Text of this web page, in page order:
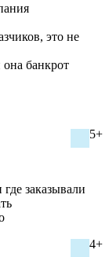
это не
она банкрот
5+
заказывали
4+